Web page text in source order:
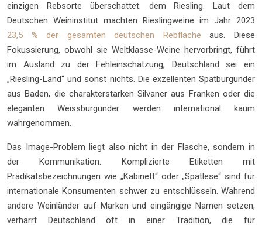
einzigen Rebsorte überschattet: dem Riesling. Laut dem
Deutschen Weininstitut machten Rieslingweine im Jahr 2023
23,5 % der gesamten deutschen Rebfläche aus. Diese
Fokussierung, obwohl sie Weltklasse-Weine hervorbringt, führt
im Ausland zu der Fehleinschätzung, Deutschland sei ein
„Riesling-Land“ und sonst nichts. Die exzellenten Spätburgunder
aus Baden, die charakterstarken Silvaner aus Franken oder die
eleganten Weissburgunder werden international kaum
wahrgenommen.
Das Image-Problem liegt also nicht in der Flasche, sondern in
der Kommunikation. Komplizierte Etiketten mit
Prädikatsbezeichnungen wie „Kabinett“ oder „Spätlese“ sind für
internationale Konsumenten schwer zu entschlüsseln. Während
andere Weinländer auf Marken und eingängige Namen setzen,
verharrt Deutschland oft in einer Tradition, die für